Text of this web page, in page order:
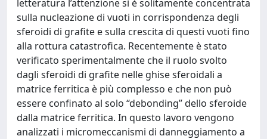
letteratura l’attenzione si è solitamente concentrata
sulla nucleazione di vuoti in corrispondenza degli
sferoidi di grafite e sulla crescita di questi vuoti fino
alla rottura catastrofica. Recentemente è stato
verificato sperimentalmente che il ruolo svolto
dagli sferoidi di grafite nelle ghise sferoidali a
matrice ferritica è più complesso e che non può
essere confinato al solo “debonding” dello sferoide
dalla matrice ferritica. In questo lavoro vengono
analizzati i micromeccanismi di danneggiamento a